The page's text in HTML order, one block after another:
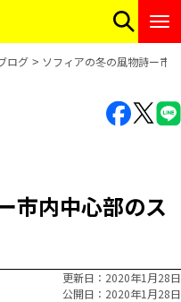
ログ ソフィアの冬の風物詩ー市
市内中心部のス
更新日
2020年1月28日
公開日
2020年1月28日